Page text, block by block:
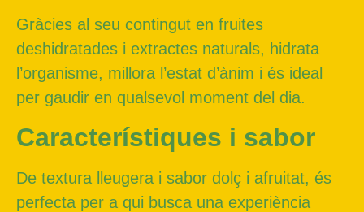
Gràcies al seu contingut en fruites
deshidratades i extractes naturals, hidrata
l’organisme, millora l’estat d’ànim i és ideal
per gaudir en qualsevol moment del dia.
Característiques i sabor
De textura lleugera i sabor dolç i afruitat, és
perfecta per a qui busca una experiència